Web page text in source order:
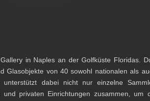
in Naples an der Golfküste Floridas.
Glasobjekte von 40 sowohl nationalen als
dabei nicht nur einzelne
privaten Einrichtungen zusammen, um